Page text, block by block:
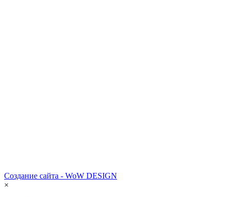
Создание сайта - WoW DESIGN
×